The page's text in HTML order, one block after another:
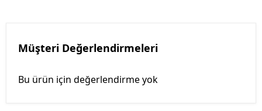
Müşteri Değerlendirmeleri
Bu ürün için değerlendirme yok